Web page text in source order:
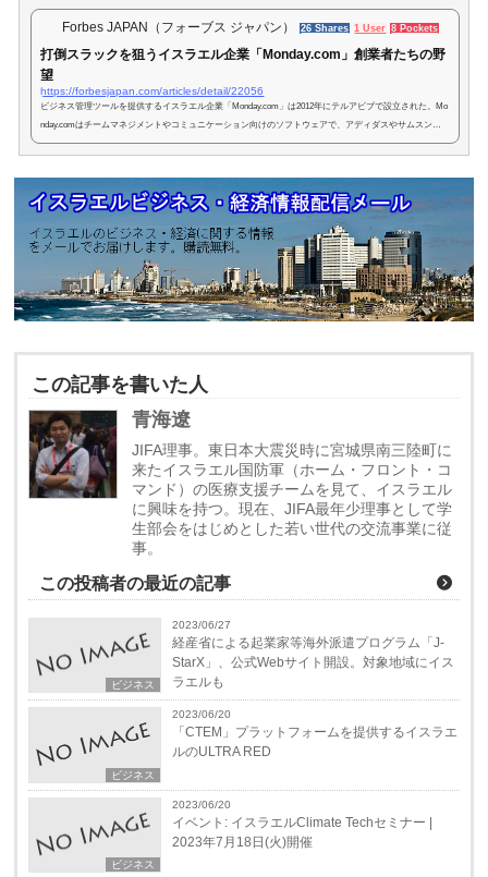
Forbes JAPAN（フォーブス ジャパン） 26 Shares 1 User 8 Pockets
打倒スラックを狙うイスラエル企業「Monday.com」創業者たちの野
望
https://forbesjapan.com/articles/detail/22056
ビジネス管理ツールを提供するイスラエル企業「Monday.com」は2012年にテルアビブで設立された。Mo
nday.comはチームマネジメントやコミュニケーション向けのソフトウェアで、アディダスやサムスン、
WeWorkなどの大手も採用。世
この記事を書いた人
青海遼
JIFA理事。東日本大震災時に宮城県南三陸町に
来たイスラエル国防軍（ホーム・フロント・コ
マンド）の医療支援チームを見て、イスラエル
に興味を持つ。現在、JIFA最年少理事として学
生部会をはじめとした若い世代の交流事業に従
事。
この投稿者の最近の記事
ビジネス
2023/06/27
経産省による起業家等海外派遣プログラム「J-
StarX」、公式Webサイト開設。対象地域にイス
ラエルも
ビジネス
2023/06/20
「CTEM」プラットフォームを提供するイスラエ
ルのULTRA RED
ビジネス
2023/06/20
イベント: イスラエルClimate Techセミナー |
2023年7月18日(火)開催